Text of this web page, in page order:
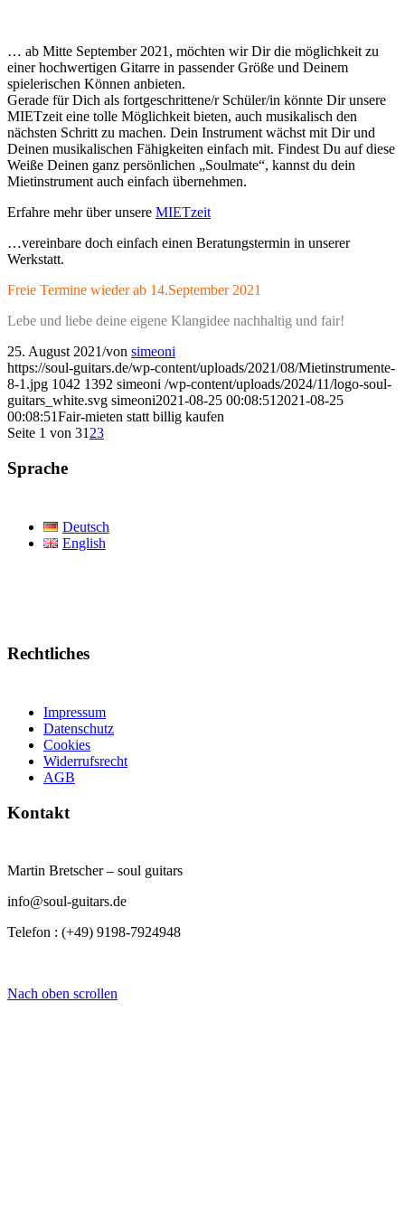
… ab Mitte September 2021, möchten wir Dir die möglichkeit zu
einer hochwertigen Gitarre in passender Größe und Deinem
spielerischen Können anbieten.
Gerade für Dich als fortgeschrittene/r Schüler/in könnte Dir unsere
MIETzeit eine tolle Möglichkeit bieten, auch musikalisch den
nächsten Schritt zu machen. Dein Instrument wächst mit Dir und
Deinen musikalischen Fähigkeiten einfach mit. Findest Du auf diese
Weiße Deinen ganz persönlichen „Soulmate“, kannst du dein
Mietinstrument auch einfach übernehmen.
Erfahre mehr über unsere MIETzeit
…vereinbare doch einfach einen Beratungstermin in unserer
Werkstatt.
Freie Termine wieder ab 14.September 2021
Lebe und liebe deine eigene Klangidee nachhaltig und fair!
25. August 2021/von simeoni
https://soul-guitars.de/wp-content/uploads/2021/08/Mietinstrumente-
8-1.jpg 1042 1392 simeoni /wp-content/uploads/2024/11/logo-soul-
guitars_white.svg simeoni2021-08-25 00:08:51 2021-08-25
00:08:51Fair-mieten statt billig kaufen
Seite 1 von 31 23
Sprache
Deutsch
English
Rechtliches
Impressum
Datenschutz
Cookies
Widerrufsrecht
AGB
Kontakt
Martin Bretscher – soul guitars
info@soul-guitars.de
Telefon : (+49) 9198-7924948
Nach oben scrollen